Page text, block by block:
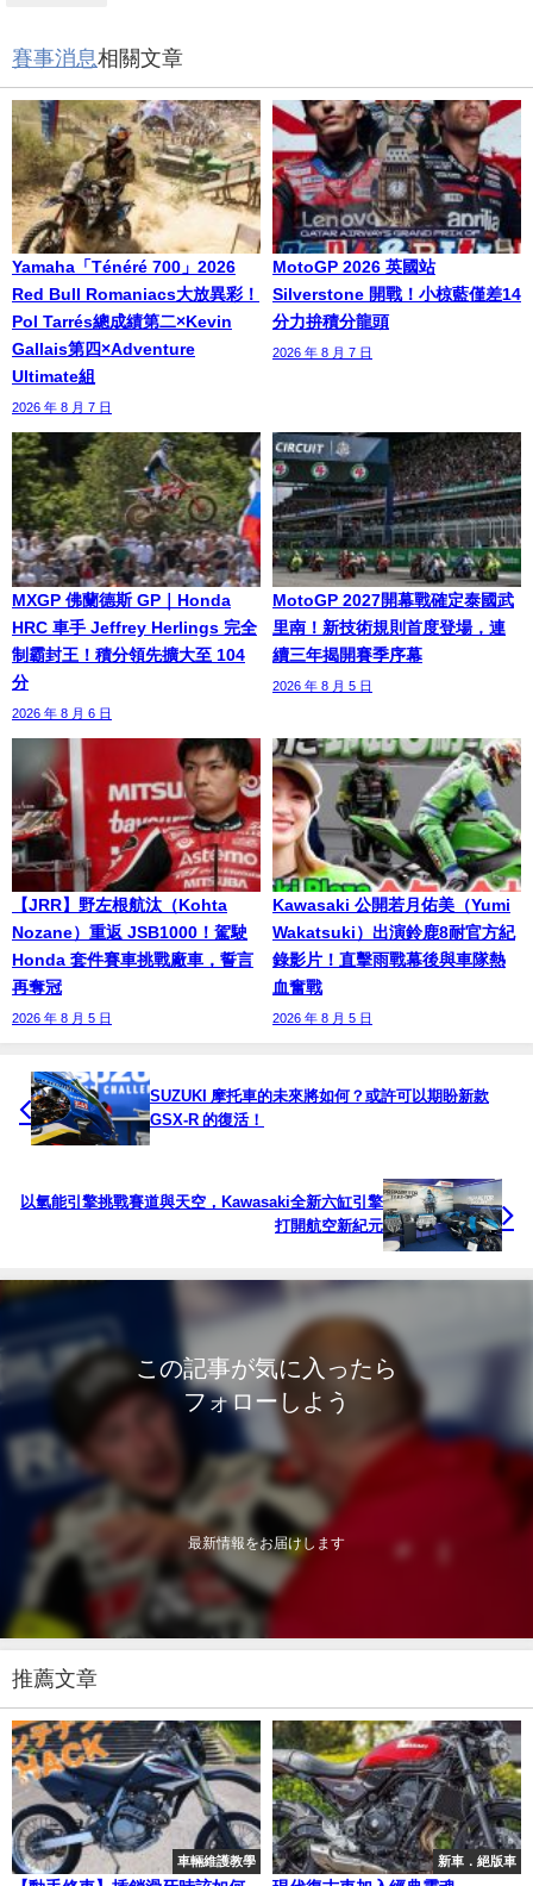
賽事消息相關文章
Yamaha「Ténéré 700」2026
Red Bull Romaniacs大放異彩！
Pol Tarrés總成績第二×Kevin
Gallais第四×Adventure
Ultimate組
2026 年 8 月 7 日
MotoGP 2026 英國站
Silverstone 開戰！小椋藍僅差14
分力拚積分龍頭
2026 年 8 月 7 日
MXGP 佛蘭德斯 GP｜Honda
HRC 車手 Jeffrey Herlings 完全
制霸封王！積分領先擴大至 104
分
2026 年 8 月 6 日
MotoGP 2027開幕戰確定泰國武
里南！新技術規則首度登場，連
續三年揭開賽季序幕
2026 年 8 月 5 日
【JRR】野左根航汰（Kohta
Nozane）重返 JSB1000！駕駛
Honda 套件賽車挑戰廠車，誓言
再奪冠
2026 年 8 月 5 日
Kawasaki 公開若月佑美（Yumi
Wakatsuki）出演鈴鹿8耐官方紀
錄影片！直擊雨戰幕後與車隊熱
血奮戰
2026 年 8 月 5 日
SUZUKI 摩托車的未來將如何？或許可以期盼新款
GSX-R 的復活！
以氫能引擎挑戰賽道與天空，Kawasaki全新六缸引擎
打開航空新紀元
この記事が気に入ったら
フォローしよう
最新情報をお届けします
推薦文章
車輛維護教學 新車．絕版車